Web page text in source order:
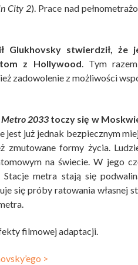
City 2). Prace nad
Glukhovsky stwierdził,
z Hollywood . Tym
zadowolenie z możliwości
Metro 2033toczy się w
jest już jednak bezpiecznym
zmutowane formy życia.
na świecie. W jego
Stacje metra stają się
się próby ratowania własnej
filmowej adaptacji.
>